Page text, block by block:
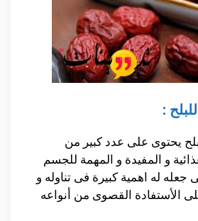
:
يحتوى على عدد كبير من
و المفيدة و المهمة للجسم
جعله له اهمية كبيرة فى تناوله و
الأستفادة القصوى من أنواعه